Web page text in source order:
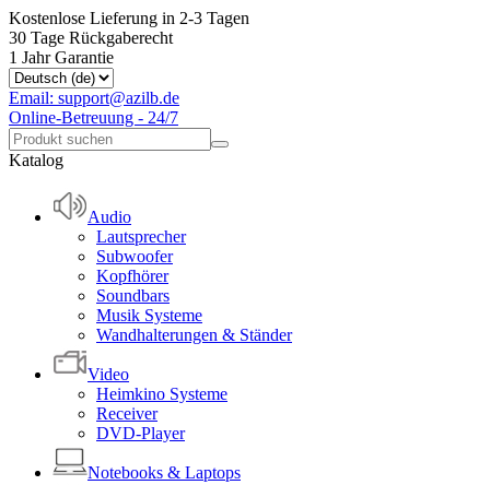
Kostenlose Lieferung in 2-3 Tagen
30 Tage Rückgaberecht
1 Jahr Garantie
Email: support@azilb.de
Online-Betreuung - 24/7
Katalog
Audio
Lautsprecher
Subwoofer
Kopfhörer
Soundbars
Musik Systeme
Wandhalterungen & Ständer
Video
Heimkino Systeme
Receiver
DVD-Player
Notebooks & Laptops